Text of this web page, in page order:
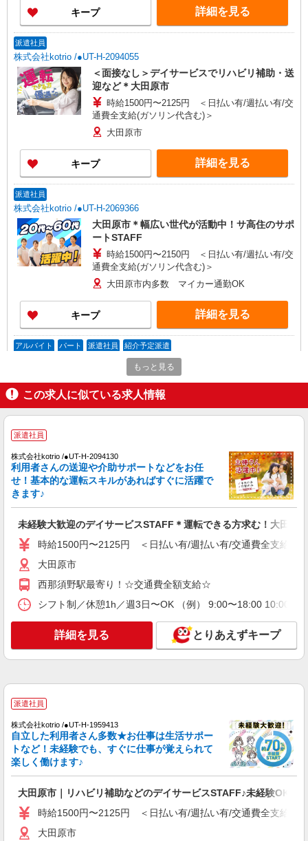
い！！
キープ 詳細を見る
派遣社員
株式会社kotrio /●UT-H-2094055
＜面接なし＞デイサービスでリハビリ補助・送
迎など＊大田原市
時給1500円〜2125円 ＜日払い有/週払い有/交
通費全支給(ガソリン代含む)＞
大田原市
キープ 詳細を見る
派遣社員
株式会社kotrio /●UT-H-2069366
大田原市＊幅広い世代が活動中！サ高住のサポ
ートSTAFF
時給1500円〜2150円 ＜日払い有/週払い有/交
通費全支給(ガソリン代含む)＞
大田原市内多数 マイカー通勤OK
キープ 詳細を見る
アルバイト パート 派遣社員 紹介予定派遣
日研トータルソーシング株式会社 メディカルケア事業部/宇都宮オフ
介護スタッフ／資格あり or 経験者
給1,280円〜 ◆初任者研修・未経験：時給1,280
給与幅は経験・能力による ★週払いOK（規定あ
り）
やすいエリアなど、お好きな勤務地をお選び下さ
い！！
キープ 詳細を見る
派遣社員
株式会社kotrio /●UT-H-1981042
<大田原市>高時給&シフト柔軟でいいとこ取り
♪サ高住の補助STAFF
通費全支給(ガソリン代含む)＞
大田原市
キープ 詳細を見る
派遣社員
時給1500円〜2125円 ＜日払い有/週払い有/交
通費全支給(ガソリン代含む)＞
大田原市
詳細を見る
派遣社員
（株）ウィルオブ・ワークCW 宇都宮支店/ms090101
もっと見る
この求人に似ている求人情報
派遣社員
株式会社kotrio /●UT-H-2094130
利用者さんの送迎や介助サポートなどをお任
せ！基本的な運転スキルがあればすぐに活躍で
きます♪
未経験大歓迎のデイサービスSTAFF＊運転できる方求む！大田原市
時給1500円〜2125円 ＜日払い有/週払い有/交通費全支給(ガ
大田原市
西那須野駅最寄り！☆交通費全額支給☆
シフト制／休憩1h／週3日〜OK （例） 9:00〜18:00 10:00〜
詳細を見る とりあえずキープ
派遣社員
株式会社kotrio /●UT-H-1959413
自立した利用者さん多数★お仕事は生活サポー
トなど！未経験でも、すぐに仕事が覚えられて
楽しく働けます♪
大田原市｜リハビリ補助などのデイサービスSTAFF♪未経験OK
時給1500円〜2125円 ＜日払い有/週払い有/交通費全支給(ガ
大田原市